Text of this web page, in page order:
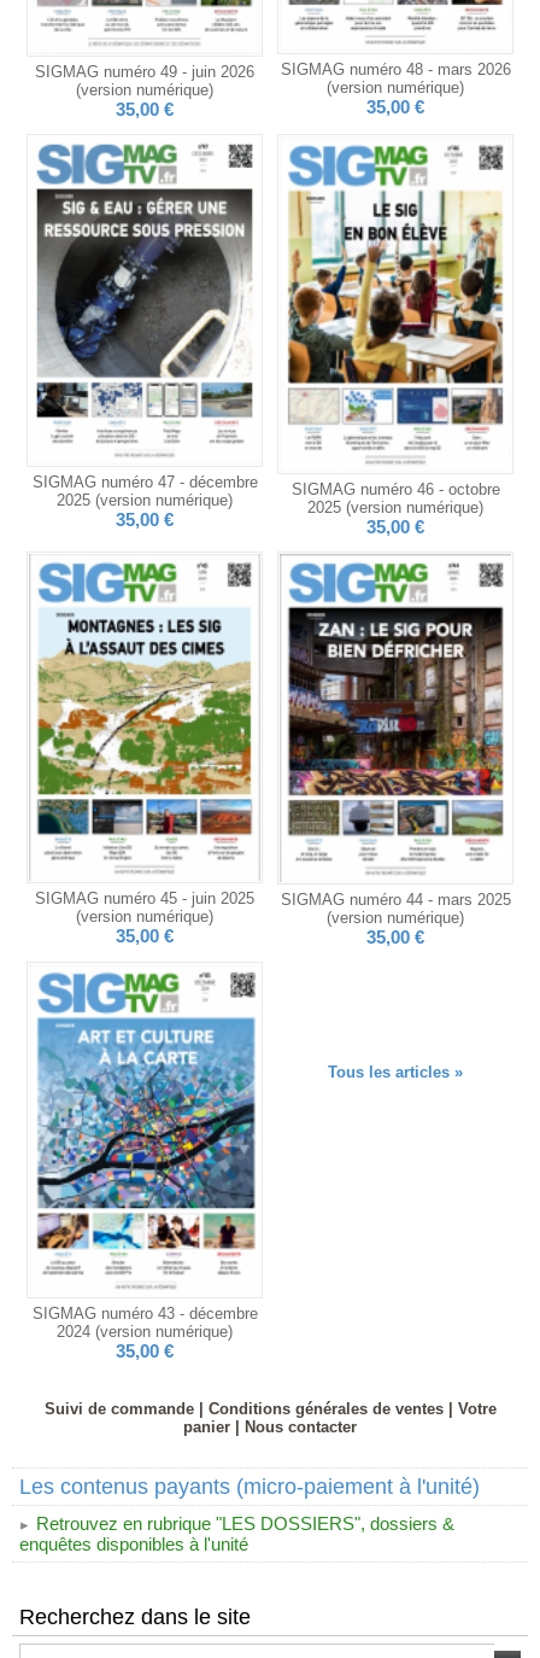
SIGMAG numéro 49 - juin 2026
(version numérique)
35,00 €
SIGMAG numéro 48 - mars 2026
(version numérique)
35,00 €
SIGMAG numéro 47 - décembre
2025 (version numérique)
35,00 €
SIGMAG numéro 46 - octobre
2025 (version numérique)
35,00 €
SIGMAG numéro 45 - juin 2025
(version numérique)
35,00 €
SIGMAG numéro 44 - mars 2025
(version numérique)
35,00 €
SIGMAG numéro 43 - décembre
2024 (version numérique)
35,00 €
Tous les articles »
Suivi de commande Conditions générales de ventes
Votre
panier
Nous contacter
Les contenus payants (micro-paiement à l'unité)
Retrouvez en rubrique "LES DOSSIERS", dossiers &
enquêtes disponibles à l'unité
Recherchez dans le site